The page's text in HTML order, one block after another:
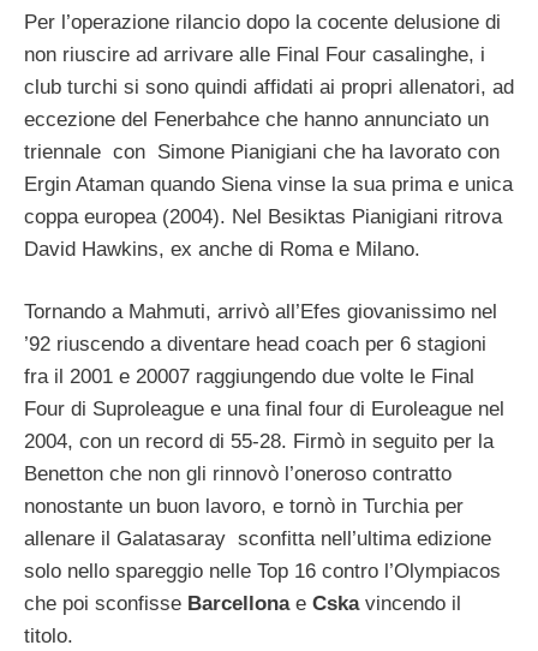
Per l’operazione rilancio dopo la cocente delusione di
non riuscire ad arrivare alle Final Four casalinghe, i
club turchi si sono quindi affidati ai propri allenatori, ad
eccezione del Fenerbahce che hanno annunciato un
triennale con Simone Pianigiani che ha lavorato con
Ergin Ataman quando Siena vinse la sua prima e unica
coppa europea (2004). Nel Besiktas Pianigiani ritrova
David Hawkins, ex anche di Roma e Milano.
Tornando a Mahmuti, arrivò all’Efes giovanissimo nel
’92 riuscendo a diventare head coach per 6 stagioni
fra il 2001 e 20007 raggiungendo due volte le Final
Four di Suproleague e una final four di Euroleague nel
2004, con un record di 55-28. Firmò in seguito per la
Benetton che non gli rinnovò l’oneroso contratto
nonostante un buon lavoro, e tornò in Turchia per
allenare il Galatasaray sconfitta nell’ultima edizione
solo nello spareggio nelle Top 16 contro l’Olympiacos
che poi sconfisse Barcellonae Cskavincendo il
titolo.